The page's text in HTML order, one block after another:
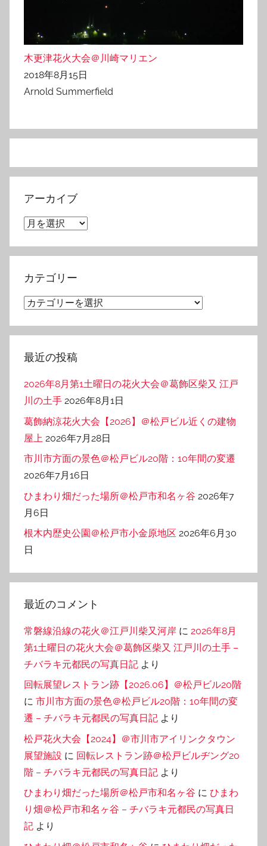
木更津花火大会＠川崎マリエン
2018年8月15日
Arnold Summerfield
アーカイブ
ア
カ
イ
カテゴリー
カ
ゴ
リ
最近の投稿
2026年8月第1土曜日の花火大会＠葛飾区柴又 江戸
川の土手 2026年8月1日
葛飾納涼花火大会【2026】＠松戸ビル近くの建物
屋上 2026年7月28日
市川市方面の景色＠松戸ビル20階：10年間の変遷
2026年7月16日
ひまわり畑だった場所＠松戸市和名ヶ谷 2026年7
月6日
根木内歴史公園＠松戸市小金原地区 2026年6月30
日
最近のコメント
常磐線沿線の花火＠江戸川柴又河岸 に 2026年8月
第1土曜日の花火大会＠葛飾区柴又 江戸川の土手 –
チバラキ元都民の写真日記 より
回転展望レストラン跡【2026.06】＠松戸ビル20階
に 市川市方面の景色＠松戸ビル20階：10年間の変
遷 – チバラキ元都民の写真日記 より
松戸花火大会【2024】＠市川市アイリンクタウン
展望施設 に 回転レストラン跡＠松戸ビルヂング20
階 – チバラキ元都民の写真日記 より
ひまわり畑だった場所＠松戸市和名ヶ谷 に ひまわ
り畑＠松戸市和名ヶ谷 – チバラキ元都民の写真日
記 より